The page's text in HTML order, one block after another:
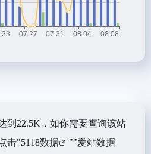
到22.5K，如你需要查询该站
击"5118数据 ""爱站数据